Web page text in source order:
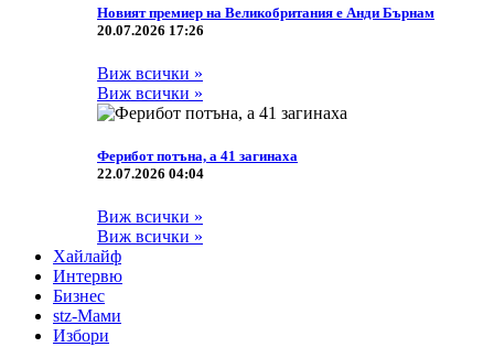
Новият премиер на Великобритания е Анди Бърнам
20.07.2026 17:26
Виж всички »
Виж всички »
Ферибот потъна, а 41 загинаха
22.07.2026 04:04
Виж всички »
Виж всички »
Хайлайф
Интервю
Бизнес
stz-Мами
Избори